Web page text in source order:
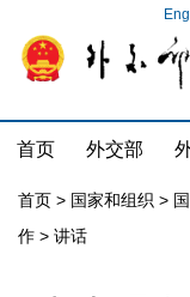
首页 外交部
首页 > 国家和组织 >
作 > 讲话